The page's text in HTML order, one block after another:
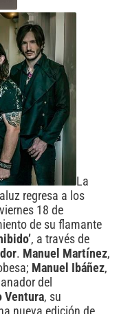
La
regresa a los
18 de
de su flamante
, a través de
. Manuel Martínez,
Manuel Ibáñez,
del
Ventura, su
nueva edición de